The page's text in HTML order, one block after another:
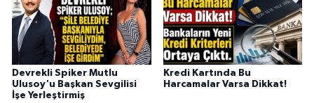
Devrekli Spiker Mutlu
Ulusoy'u Başkan Sevgilisi
İşe Yerleştirmiş
Kredi Kartında Bu
Harcamalar Varsa Dikkat!